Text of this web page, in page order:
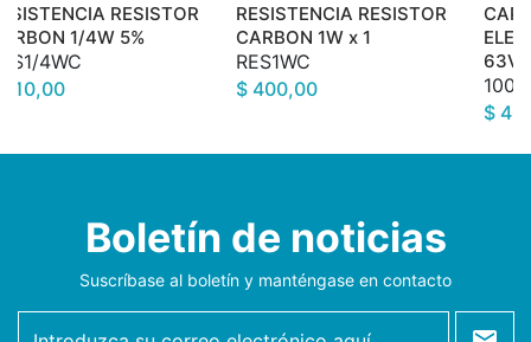
RESISTOR
1/4W 5%
4WC
110,00
RESISTENCIA RESISTOR
CARBON 1W x 1
RES1WC
$ 400,00
63V
$
Boletín de noticias
Suscríbase al boletín y manténgase en contacto